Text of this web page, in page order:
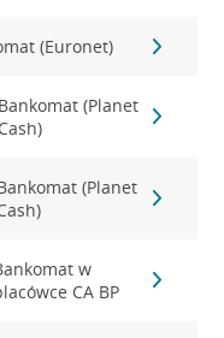
(Euronet)
Bankomat (Planet
Cash)
(Planet
w
CA BP